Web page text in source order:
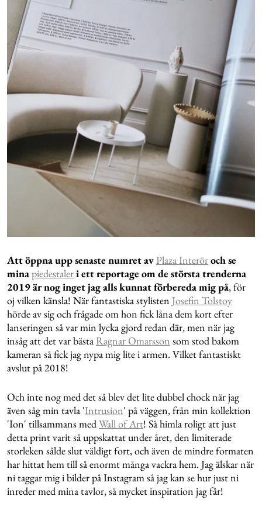
Att öppna upp senaste numret avPlaza Interöroch se
minapiedestaleri ett reportage om de största trenderna
2019 är nog inget jag alls kunnat förbereda mig på, för
oj vilken känsla! När fantastiska stylisten Josefin Tolstoy
hörde av sig och frågade om hon fick låna dem kort efter
lanseringen så var min lycka gjord redan där, men när jag
insåg att det var bästaRagnar Omarsson som stod bakom
kameran så fick jag nypa mig lite i armen. Vilket fantastiskt
avslut på 2018!
Och inte nog med det så blev det lite dubbel chock när jag
även såg min tavla 'Intrusion' på väggen, från min kollektion
'Ion' tillsammans medWall of Art! Så himla roligt att just
detta print varit så uppskattat under året, den limiterade
storleken sålde slut väldigt fort, och även de mindre formaten
har hittat hem till så enormt många vackra hem. Jag älskar när
ni taggar mig i bilder på Instagram så jag kan se hur just ni
inreder med mina tavlor, så mycket inspiration jag får!